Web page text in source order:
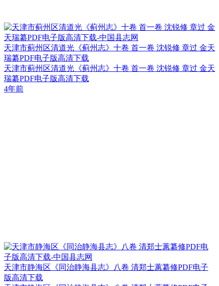
天津市蓟州区清道光《蓟州志》十卷 首一卷 沈锐修 章过 金天
瑞纂PDF电子版高清下载
天津市蓟州区清道光《蓟州志》十卷 首一卷 沈锐修 章过 金天
瑞纂PDF电子版高清下载
4年前
天津市静海区《同治静海县志》八卷 清郑士蕙纂修PDF电子
版高清下载